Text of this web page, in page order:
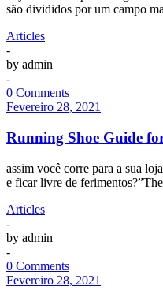
são divididos por um campo
Articles
-
by admin
-
0 Comments
Fevereiro 28, 2021
Running Shoe Guide
assim você corre para a sua
e ficar livre de
Articles
-
by admin
-
0 Comments
Fevereiro 28, 2021